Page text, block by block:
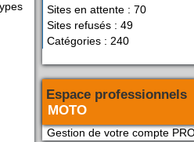
Sites en attente : 70
Sites refusés : 49
Catégories : 240
Espace professionnels
MOTO
Gestion de votre compte